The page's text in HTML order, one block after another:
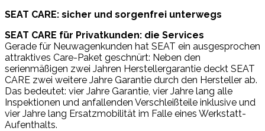
SEAT CARE: sicher und sorgenfrei unterwegs
SEAT CARE für Privatkunden: die Services
Gerade für Neuwagenkunden hat SEAT ein ausgesprochen
attraktives Care-Paket geschnürt: Neben den
serienmäßigen zwei Jahren Herstellergarantie deckt SEAT
CARE zwei weitere Jahre Garantie durch den Hersteller ab.
Das bedeutet: vier Jahre Garantie, vier Jahre lang alle
Inspektionen und anfallenden Verschleißteile inklusive und
vier Jahre lang Ersatzmobilität im Falle eines Werkstatt-
Aufenthalts.